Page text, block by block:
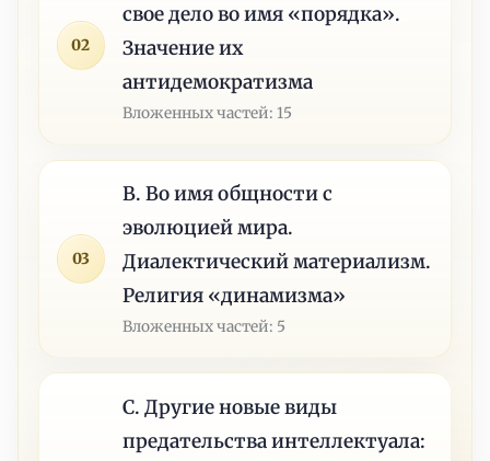
02
свое дело во имя «порядка».
Значение их
антидемократизма
Вложенных частей: 15
03
В. Во имя общности с
эволюцией мира.
Диалектический материализм.
Религия «динамизма»
Вложенных частей: 5
C. Другие новые виды
предательства интеллектуала: